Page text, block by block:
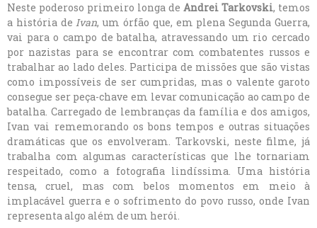
Neste poderoso primeiro longa de Andrei Tarkovski, temos
a história deIvan, um órfão que, em plena Segunda Guerra,
vai para o campo de batalha, atravessando um rio cercado
por nazistas para se encontrar com combatentes russos e
trabalhar ao lado deles. Participa de missões que são vistas
como impossíveis de ser cumpridas, mas o valente garoto
consegue ser peça-chave em levar comunicação ao campo de
batalha. Carregado de lembranças da família e dos amigos,
Ivan vai rememorando os bons tempos e outras situações
dramáticas que os envolveram. Tarkovski, neste filme, já
trabalha com algumas características que lhe tornariam
respeitado, como a fotografia lindíssima. Uma história
tensa, cruel, mas com belos momentos em meio à
implacável guerra e o sofrimento do povo russo, onde Ivan
representa algo além de um herói.